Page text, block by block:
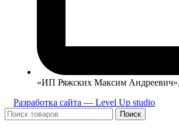
«ИП Ряжских Максим
Разработка сайта — Level Up studio
Поиск